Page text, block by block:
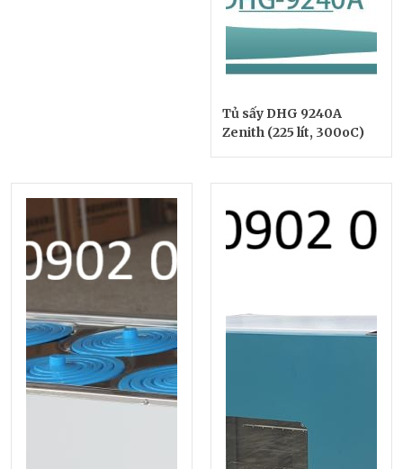
Tủ sấy DHG 9240A
Zenith (225 lít, 300oC)